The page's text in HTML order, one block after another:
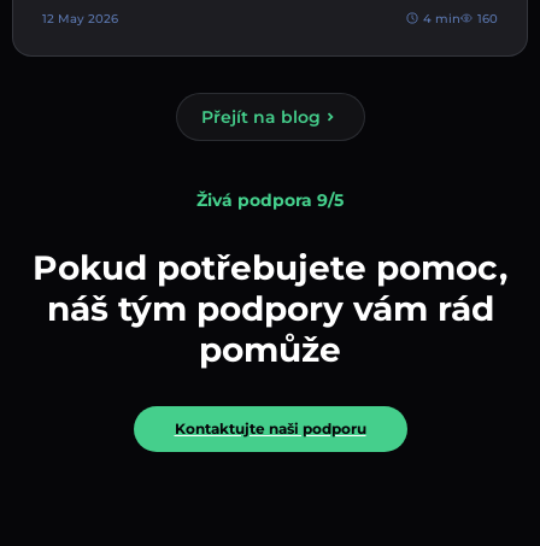
12 May 2026 4 min 160
Přejít na blog
Živá podpora 9/5
Pokud potřebujete pomoc,
náš tým podpory vám rád
pomůže
Kontaktujte naši podporu